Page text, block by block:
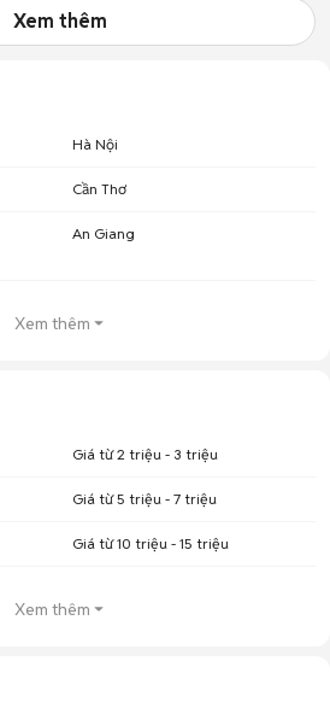
Xem thêm
Hà Nội
Cần Thơ
An Giang
Xem thêm
Giá từ 2 triệu - 3 triệu
Giá từ 5 triệu - 7 triệu
Giá từ 10 triệu - 15 triệu
Xem thêm